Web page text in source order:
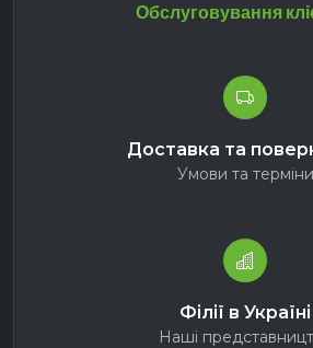
Обслуговування
Доставка та
Умови та терміни
Філії в Україні
Наші